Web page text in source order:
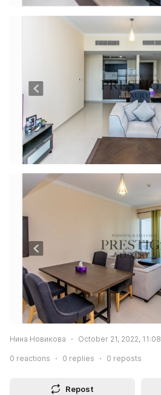
Нина Новикова October 21, 2022, 11:08
0 reactions 0 replies 0 reposts
Repost